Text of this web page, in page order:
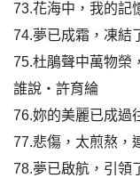
73.花海中，我的
74.夢已成霜，凍
75.杜鵑聲中萬物榮
誰說‧許育綸
76.妳的美麗已成
77.悲傷，太煎熬
78.夢已啟航，引